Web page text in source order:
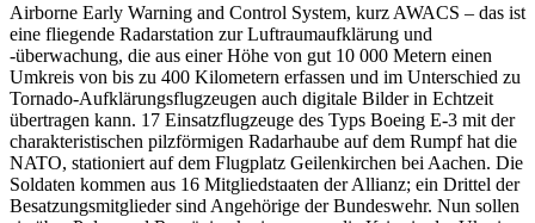
Airborne Early Warning and Control System, kurz AWACS – das ist
eine fliegende Radarstation zur Luftraumaufklärung und
-überwachung, die aus einer Höhe von gut 10 000 Metern einen
Umkreis von bis zu 400 Kilometern erfassen und im Unterschied zu
Tornado-Aufklärungsflugzeugen auch digitale Bilder in Echtzeit
übertragen kann. 17 Einsatzflugzeuge des Typs Boeing E-3 mit der
charakteristischen pilzförmigen Radarhaube auf dem Rumpf hat die
NATO, stationiert auf dem Flugplatz Geilenkirchen bei Aachen. Die
Soldaten kommen aus 16 Mitgliedstaaten der Allianz; ein Drittel der
Besatzungsmitglieder sind Angehörige der Bundeswehr. Nun sollen